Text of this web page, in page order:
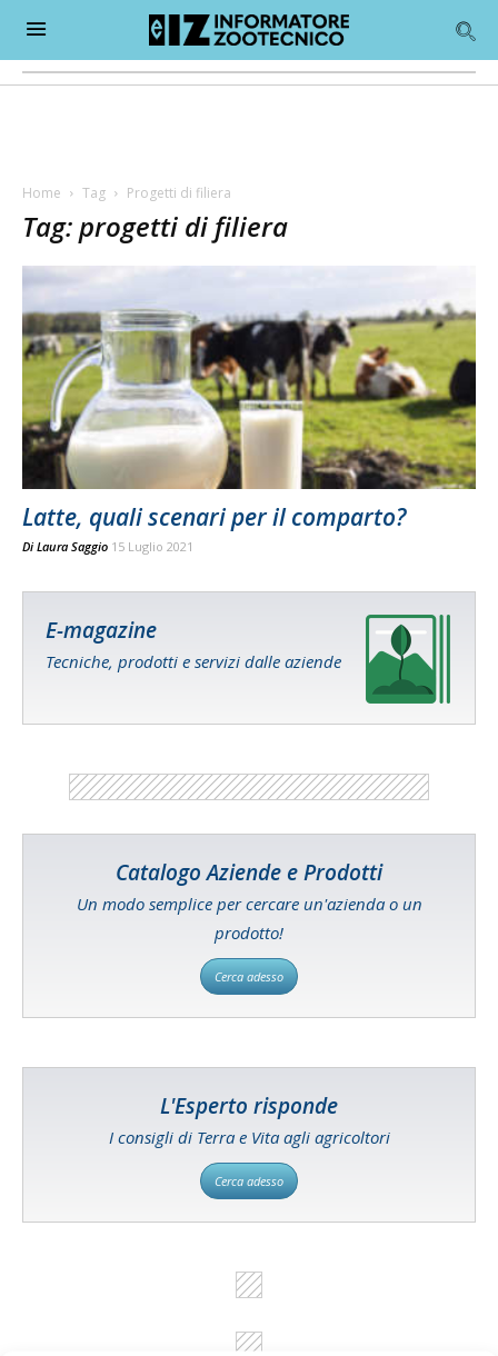
Home Tag Progetti di filiera
Tag: progetti di filiera
Latte, quali scenari per il comparto?
Di Laura Saggio 15 Luglio 2021
E-magazine
Tecniche, prodotti e servizi dalle aziende
Catalogo Aziende e Prodotti
Un modo semplice per cercare un'azienda o un
prodotto!
Cerca adesso
L'Esperto risponde
I consigli di Terra e Vita agli agricoltori
Cerca adesso